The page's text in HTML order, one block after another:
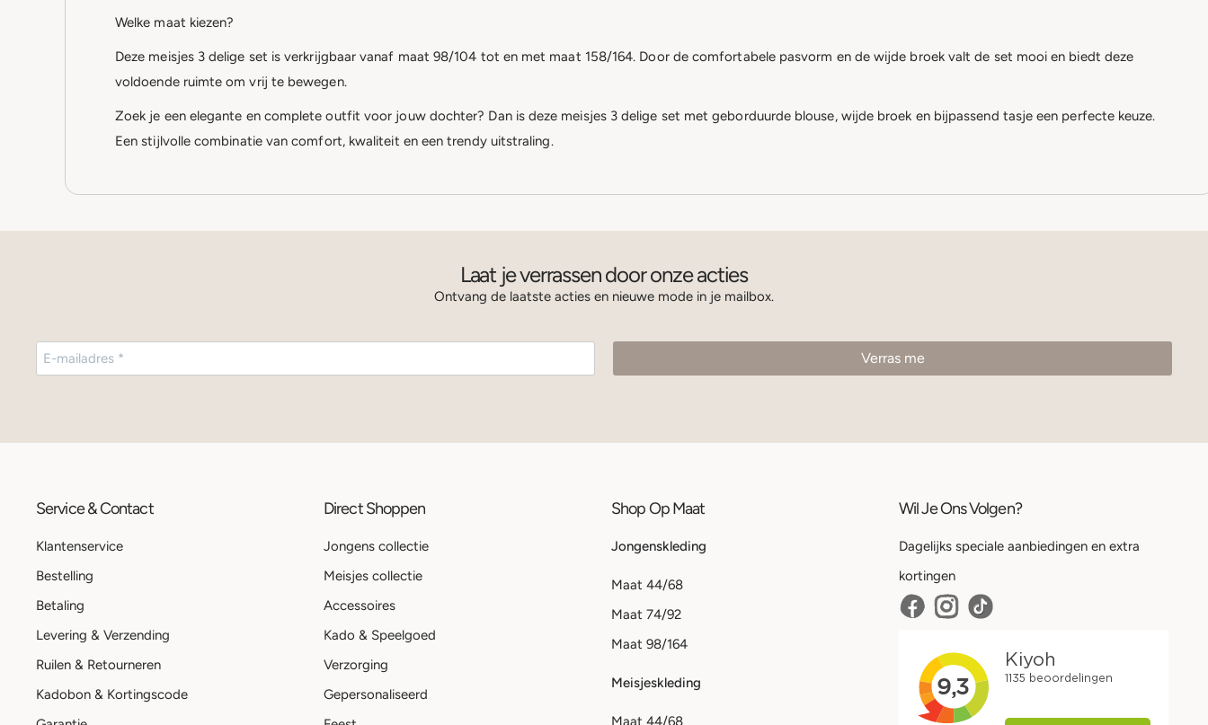
Welke maat kiezen?
Deze meisjes 3 delige set is verkrijgbaar vanaf maat 98/104 tot en met maat 158/164. Door de comfortabele pasvorm en de wijde broek valt de set mooi en biedt deze
voldoende ruimte om vrij te bewegen.
Zoek je een elegante en complete outfit voor jouw dochter? Dan is deze meisjes 3 delige set met geborduurde blouse, wijde broek en bijpassend tasje een perfecte keuze.
Een stijlvolle combinatie van comfort, kwaliteit en een trendy uitstraling.
Laat je verrassen door onze acties
Ontvang de laatste acties en nieuwe mode in je mailbox.
Service & Contact
Klantenservice
Bestelling
Betaling
Levering & Verzending
Ruilen & Retourneren
Kadobon & Kortingscode
Direct Shoppen
Jongens collectie
Meisjes collectie
Accessoires
Kado & Speelgoed
Verzorging
Gepersonaliseerd
Shop Op Maat
Jongenskleding
Maat 44/68
Maat 74/92
Maat 98/164
Meisjeskleding
Maat 44/68
Wil Je Ons Volgen?
Dagelijks speciale aanbiedingen en extra
kortingen